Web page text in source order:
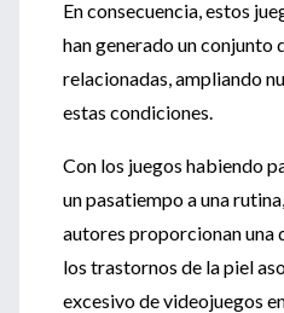
En consecuencia, estos
han generado un conjunto
relacionadas, ampliando
estas condiciones.
Con los juegos habiendo
un pasatiempo a una
autores proporcionan una
los trastornos de la piel
excesivo de videojuegos